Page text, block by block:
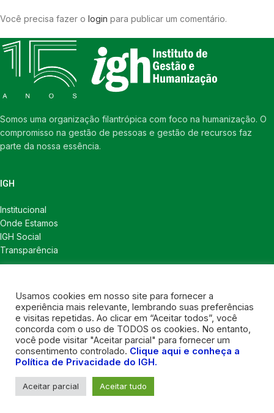
Você precisa fazer o login para publicar um comentário.
Somos uma organização filantrópica com foco na humanização. O
compromisso na gestão de pessoas e gestão de recursos faz
parte da nossa essência.
IGH
Institucional
Onde Estamos
IGH Social
Transparência
Notícias
Política de Privacidade
CONTATOS
Contatos
Contatos para imprensa
Nosso instagram
Usamos cookies em nosso site para fornecer a
experiência mais relevante, lembrando suas preferências
e visitas repetidas. Ao clicar em “Aceitar todos”, você
concorda com o uso de TODOS os cookies. No entanto,
você pode visitar "Aceitar parcial" para fornecer um
consentimento controlado. Clique aqui e conheça a
Política de Privacidade do IGH.
Aceitar parcial Aceitar tudo